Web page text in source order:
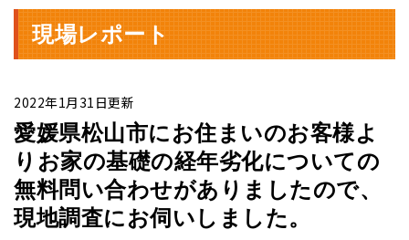
content
現場レポート
2022年1月31日更新
愛媛県松山市にお住まいのお客様よ
りお家の基礎の経年劣化についての
無料問い合わせがありましたので、
現地調査にお伺いしました。